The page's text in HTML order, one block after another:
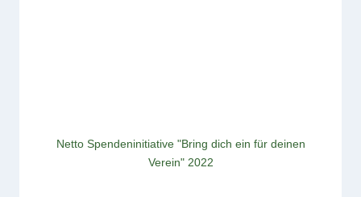
Netto Spendeninitiative "Bring dich ein für deinen
Verein" 2022